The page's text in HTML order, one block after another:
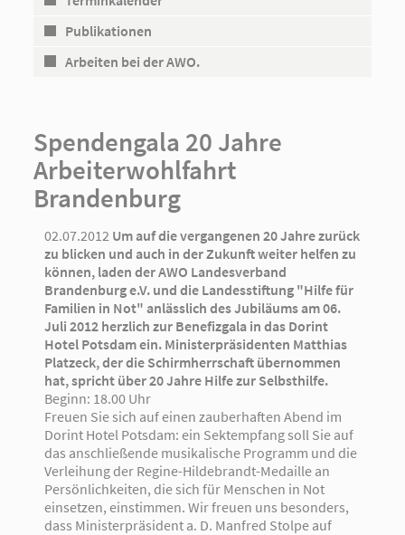
Publikationen
Arbeiten bei der AWO.
Spendengala 20 Jahre
Arbeiterwohlfahrt
Brandenburg
02.07.2012 Um auf die vergangenen 20 Jahre zurück
zu blicken und auch in der Zukunft weiter helfen zu
können, laden der AWO Landesverband
Brandenburg e.V. und die Landesstiftung "Hilfe für
Familien in Not" anlässlich des Jubiläums am 06.
Juli 2012 herzlich zur Benefizgala in das Dorint
Hotel Potsdam ein. Ministerpräsidenten Matthias
Platzeck, der die Schirmherrschaft übernommen
hat, spricht über 20 Jahre Hilfe zur Selbsthilfe.
Beginn: 18.00 Uhr
Freuen Sie sich auf einen zauberhaften Abend im
Dorint Hotel Potsdam: ein Sektempfang soll Sie auf
das anschließende musikalische Programm und die
Verleihung der Regine-Hildebrandt-Medaille an
Persönlichkeiten, die sich für Menschen in Not
einsetzen, einstimmen. Wir freuen uns besonders,
dass Ministerpräsident a. D. Manfred Stolpe auf